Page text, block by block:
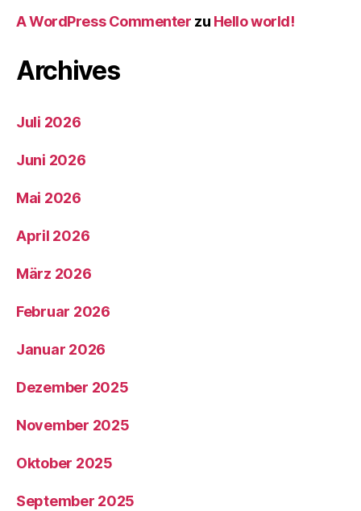
A WordPress Commenter zu Hello world!
Archives
Juli 2026
Juni 2026
Mai 2026
April 2026
März 2026
Februar 2026
Januar 2026
Dezember 2025
November 2025
Oktober 2025
September 2025